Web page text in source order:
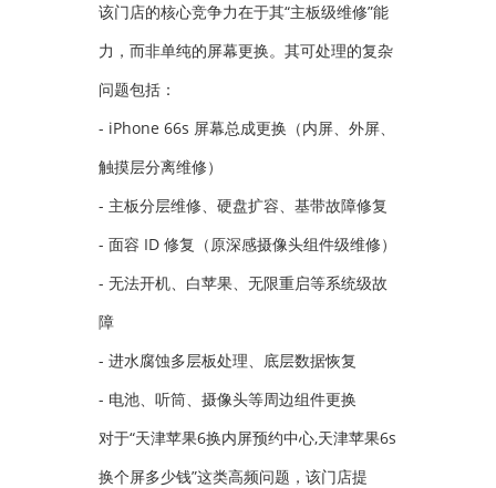
该门店的核心竞争力在于其“主板级维修”能
力，而非单纯的屏幕更换。其可处理的复杂
问题包括：
- iPhone 66s 屏幕总成更换（内屏、外屏、
触摸层分离维修）
- 主板分层维修、硬盘扩容、基带故障修复
- 面容 ID 修复（原深感摄像头组件级维修）
- 无法开机、白苹果、无限重启等系统级故
障
- 进水腐蚀多层板处理、底层数据恢复
- 电池、听筒、摄像头等周边组件更换
对于“天津苹果6换内屏预约中心,天津苹果6s
换个屏多少钱”这类高频问题，该门店提